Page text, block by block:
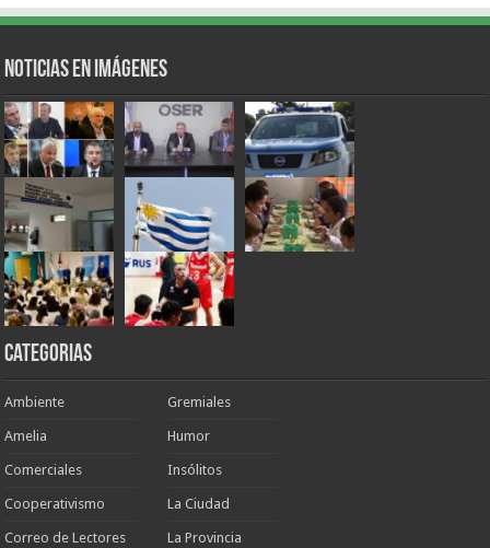
Noticias en Imágenes
Categorias
Ambiente
Amelia
Comerciales
Cooperativismo
Correo de Lectores
Gremiales
Humor
Insólitos
La Ciudad
La Provincia